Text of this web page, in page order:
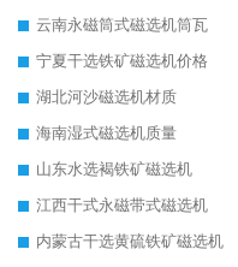
云南永磁筒式磁选机筒瓦
宁夏干选铁矿磁选机价格
湖北河沙磁选机材质
海南湿式磁选机质量
山东水选褐铁矿磁选机
江西干式永磁带式磁选机
内蒙古干选黄硫铁矿磁选机